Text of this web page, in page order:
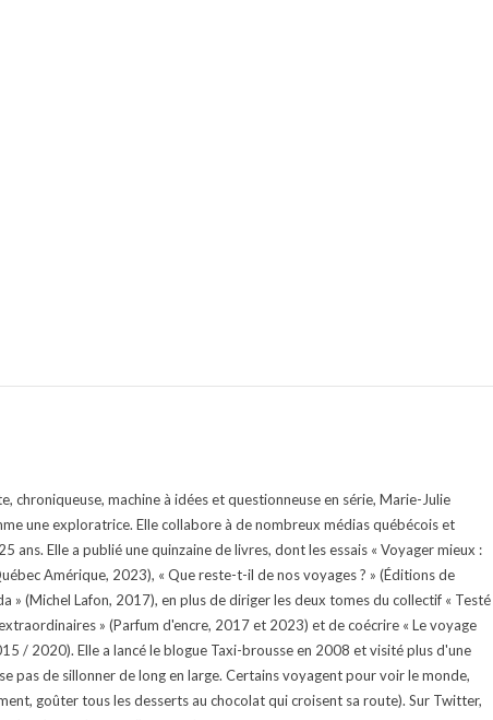
chroniqueuse, machine à idées et questionneuse en série, Marie-Julie
une exploratrice. Elle collabore à de nombreux médias québécois et
ans. Elle a publié une quinzaine de livres, dont les essais « Voyager mieux :
Amérique, 2023), « Que reste-t-il de nos voyages ? » (Éditions de
» (Michel Lafon, 2017), en plus de diriger les deux tomes du collectif « Testé
» (Parfum d'encre, 2017 et 2023) et de coécrire « Le voyage
/ 2020). Elle a lancé le blogue Taxi-brousse en 2008 et visité plus d'une
pas de sillonner de long en large. Certains voyagent pour voir le monde,
goûter tous les desserts au chocolat qui croisent sa route). Sur Twitter,